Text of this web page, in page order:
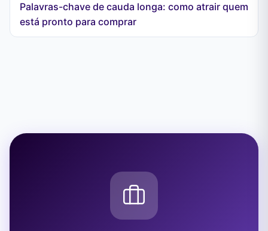
Palavras-chave de cauda longa: como atrair quem
está pronto para comprar